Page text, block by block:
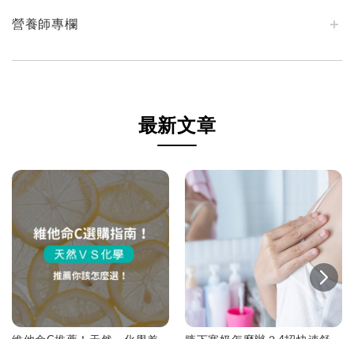
營養師專欄
最新文章